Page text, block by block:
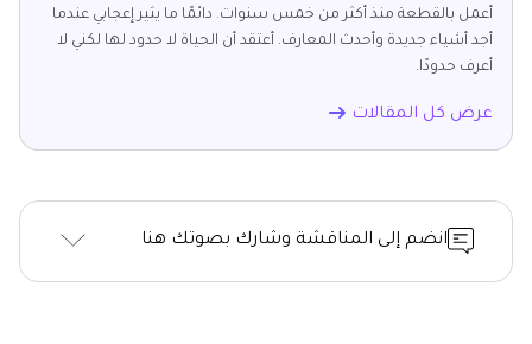
أعمل بالقطعة منذ أكثر من خمس سنوات. دائمًا ما يثير إعجابي عندما
أجد أشياء جديدة وأحدث المعارف. أعتقد أن الحياة لا حدود لها لكني لا
أعرف حدودًا.
عرض كل المقالات
انضم إلى المناقشة وشارك بصوتك هنا